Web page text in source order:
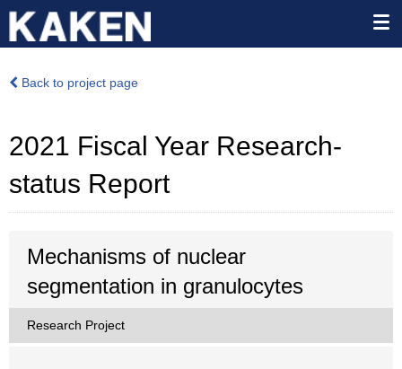
Back to project page
2021 Fiscal Year Research-
status Report
Mechanisms of nuclear
segmentation in granulocytes
Research Project